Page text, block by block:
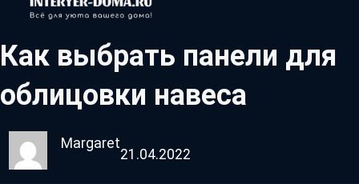
Как выбрать панели для
облицовки навеса
Margaret
21.04.2022